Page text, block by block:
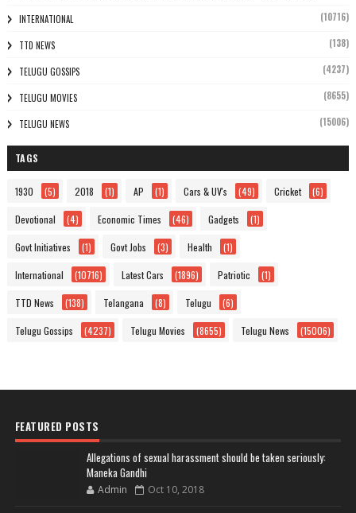
INTERNATIONAL (10716)
TTD NEWS (138)
TELUGU GOSSIPS (4237)
TELUGU MOVIES (8655)
TELUGU NEWS (15006)
TAGS
1930 (5) 2018 (1) AP (1) Cars & UV's (49) Cricket (6)
Devotional (4) Economic Times (46) Gadgets (1)
Govt Initiatives (1) Govt Jobs (3) Health (1)
International (10716) Latest Cars (1896) Patriotic (1)
TTD News (138) Telangana (8) Telugu (6)
Telugu Gossips (4237) Telugu Movies (8655) Telugu News (15006)
FEATURED POSTS
Allegations of sexual harassment should be taken seriously:
Maneka Gandhi
Admin Oct 10, 2018